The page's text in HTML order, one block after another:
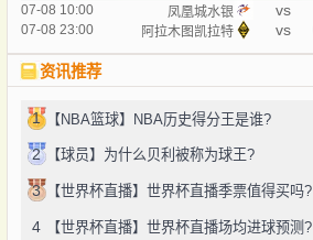
07-08 10:00 凤凰城水银 vs
07-08 23:00
阿拉木图凯拉特 vs
资讯推荐
1 【NBA篮球】NBA历史得分王是谁?
2 【球员】为什么贝利被称为球王?
3 【世界杯直播】世界杯直播季票值得买吗?
4 【世界杯直播】世界杯直播场均进球预测?